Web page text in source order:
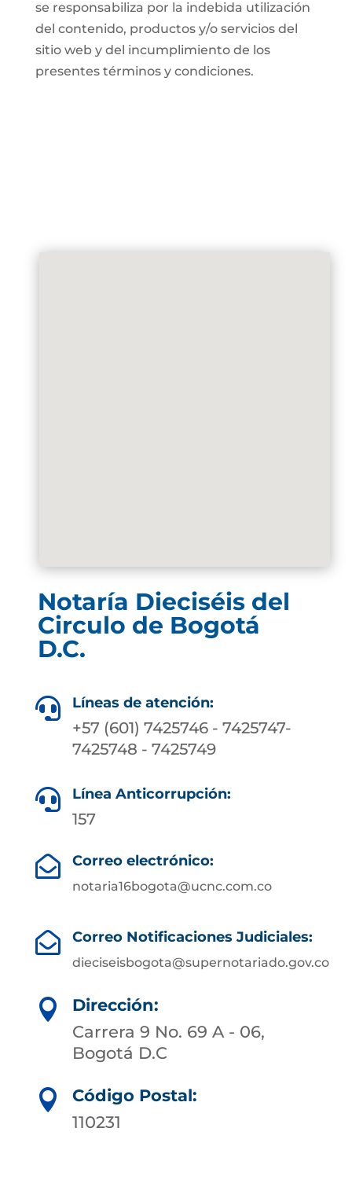
se responsabiliza por la indebida utilización
del contenido, productos y/o servicios del
sitio web y del incumplimiento de los
presentes términos y condiciones.
Notaría Dieciséis del
Circulo de Bogotá
D.C.
 Líneas de atención:
+57 (601) 7425746 - 7425747-
7425748 - 7425749
 Línea Anticorrupción:
157
 Correo electrónico:
notaria16bogota@ucnc.com.co
 Correo Notificaciones Judiciales:
dieciseisbogota@supernotariado.gov.co

Dirección:
Carrera 9 No. 69 A - 06,
Bogotá D.C

Código Postal:
110231